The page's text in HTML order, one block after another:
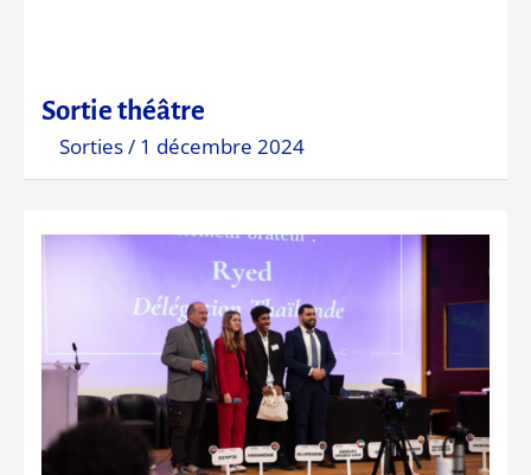
Sortie théâtre
Sorties/ 1 décembre 2024